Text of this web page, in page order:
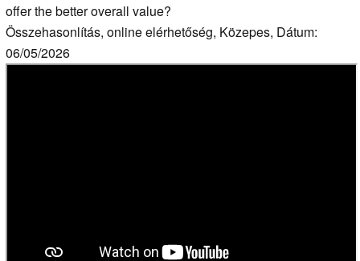
offer the better overall value?
Összehasonlítás, online elérhetőség, Közepes, Dátum:
06/05/2026